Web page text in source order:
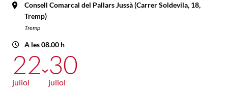
Consell Comarcal del Pallars Jussà (Carrer Soldevila, 18,
Tremp)
Tremp
A les 08.00 h
22
juliol
30
juliol